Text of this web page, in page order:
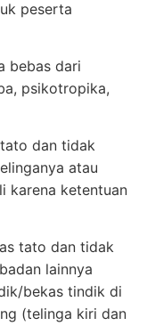
peserta
bebas dari
psikotropika,
dan tidak
atau
karena ketentuan
tato dan tidak
lainnya
bekas tindik di
(telinga kiri dan